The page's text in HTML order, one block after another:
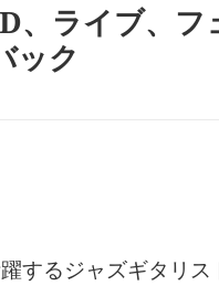
、ライブ、
ック
するジャズギタリ